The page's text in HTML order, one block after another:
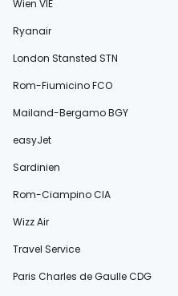
Wien VIE
Ryanair
London Stansted STN
Rom-Fiumicino FCO
Mailand-Bergamo BGY
easyJet
Sardinien
Rom-Ciampino CIA
Wizz Air
Travel Service
Paris Charles de Gaulle CDG